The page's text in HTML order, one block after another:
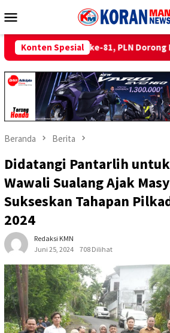
ke
Mobile
Konten Spesial
81, PLN Dorong Digitalisasi Pendidikan
Beranda Berita
Didatangi Pantarlih
Wawali Sualang Ajak
Sukseskan Tahapan
2024
Redaksi KMN
Juni 25, 2024
708 Dilihat